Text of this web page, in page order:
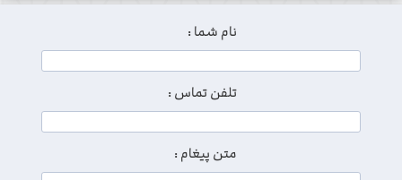
نام شما :
تلفن تماس :
متن پیغام :